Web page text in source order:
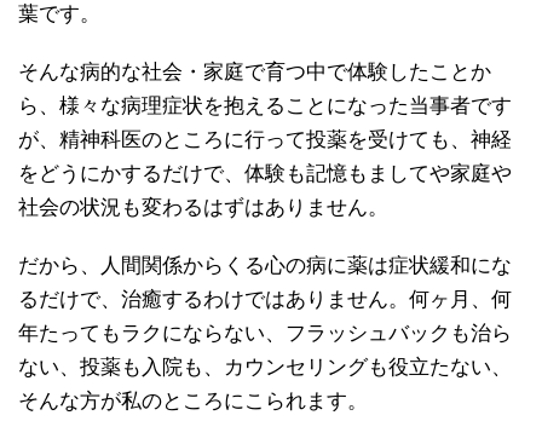
葉です。
そんな病的な社会・家庭で育つ中で体験したことか
ら、様々な病理症状を抱えることになった当事者です
が、精神科医のところに行って投薬を受けても、神経
をどうにかするだけで、体験も記憶もましてや家庭や
社会の状況も変わるはずはありません。
だから、人間関係からくる心の病に薬は症状緩和にな
るだけで、治癒するわけではありません。何ヶ月、何
年たってもラクにならない、フラッシュバックも治ら
ない、投薬も入院も、カウンセリングも役立たない、
そんな方が私のところにこられます。